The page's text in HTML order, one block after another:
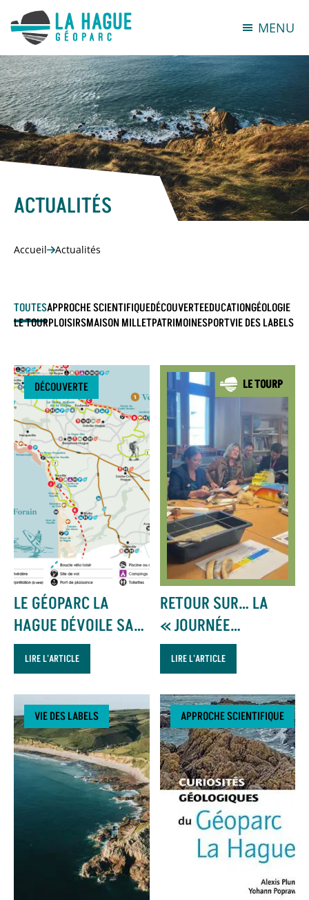
MENU
ACTUALITÉS
Accueil Actualités
TOUTESAPPROCHE SCIENTIFIQUEDÉCOUVERTEEDUCATIONGÉOLOGIE
LE TOURPLOISIRSMAISON MILLETPATRIMOINESPORTVIE DES LABELS
DÉCOUVERTE
LE GÉOPARC LA
HAGUE DÉVOILE SA
CARTE TOURISTIQUE
LIRE L'ARTICLE
RETOUR SUR… LA
« JOURNÉE
ENSEIGNANTS »
LIRE L'ARTICLE
VIE DES LABELS APPROCHE SCIENTIFIQUE